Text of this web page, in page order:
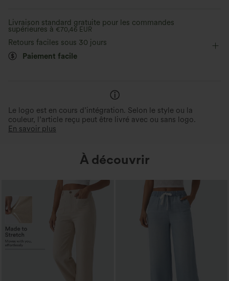
compression, even after 8 hours of wear,
and provides coverage for all bust sizes.
Élasticité quatre directions
Livraison standard gratuite pour les commandes
supérieures à €70,46 EUR
Retours faciles sous 30 jours
Paiement facile
Le logo est en cours d’intégration. Selon le style ou la
couleur, l’article reçu peut être livré avec ou sans logo.
En savoir plus
À découvrir